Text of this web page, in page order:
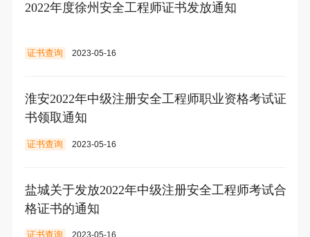
2022年度徐州安全工程师证书发放通知
证书查询 2023-05-16
淮安2022年中级注册安全工程师职业资格考试证
书领取通知
证书查询 2023-05-16
盐城关于发放2022年中级注册安全工程师考试合
格证书的通知
证书查询